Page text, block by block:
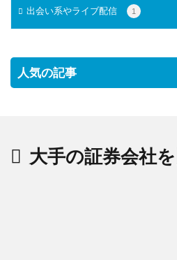
出会い系やライブ配信 1
人気の記事
大手の証券会社